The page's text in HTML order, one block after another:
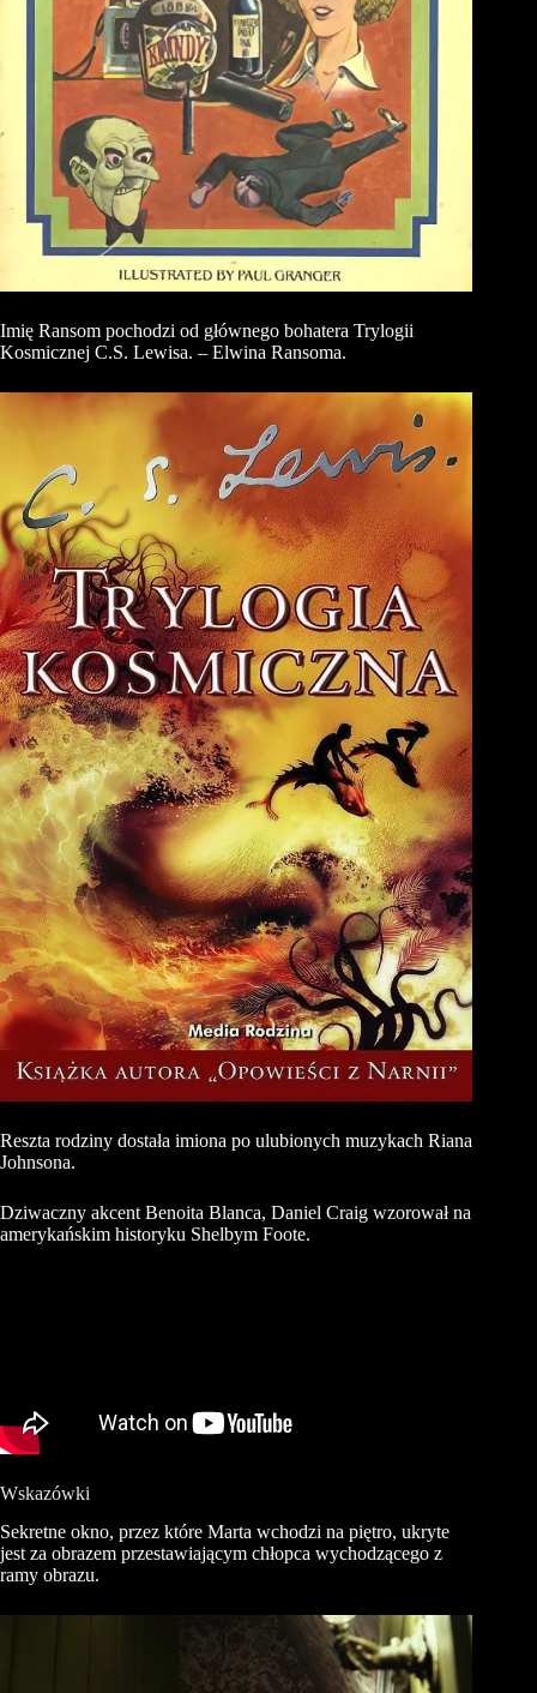
Imię Ransom pochodzi od głównego bohatera Trylogii
Kosmicznej C.S. Lewisa. – Elwina Ransoma.
Reszta rodziny dostała imiona po ulubionych muzykach Riana
Johnsona.
Dziwaczny akcent Benoita Blanca, Daniel Craig wzorował na
amerykańskim historyku Shelbym Foote.
Wskazówki
Sekretne okno, przez które Marta wchodzi na piętro, ukryte
jest za obrazem przestawiającym chłopca wychodzącego z
ramy obrazu.